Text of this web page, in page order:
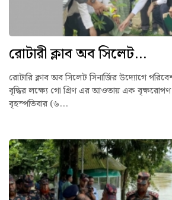
রোটারী ক্লাব অব সিলেট...
রোটারি ক্লাব অব সিলেট সিনার্জির উদ্যোগে
বৃদ্ধির লক্ষ্যে গো গ্রিণ এর আওতায় এক বৃক্ষরোপণ
বৃহস্পতিবার (৬...